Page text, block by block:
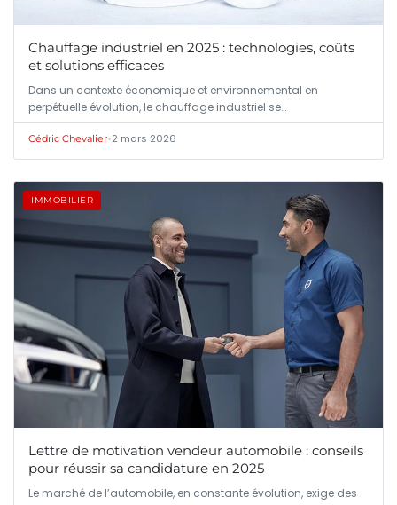
Chauffage industriel en 2025 : technologies, coûts
et solutions efficaces
Dans un contexte économique et environnemental en
perpétuelle évolution, le chauffage industriel se…
Cédric Chevalier•2 mars 2026
IMMOBILIER
Lettre de motivation vendeur automobile : conseils
pour réussir sa candidature en 2025
Le marché de l’automobile, en constante évolution, exige des